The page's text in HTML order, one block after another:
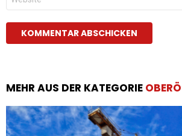
MEHR AUS DER KATEGORIE